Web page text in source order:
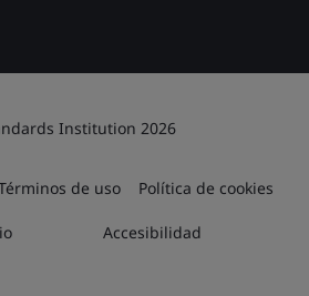
Institution 2026
de uso Política de cookies
Accesibilidad